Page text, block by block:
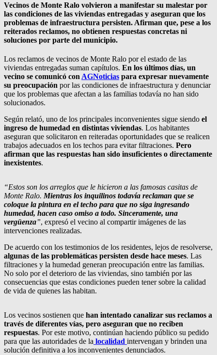
Vecinos de Monte Ralo volvieron a manifestar su malestar por
las condiciones de las viviendas entregadas y aseguran que los
problemas de infraestructura persisten. Afirman que, pese a los
reiterados reclamos, no obtienen respuestas concretas ni
soluciones por parte del municipio.
Los reclamos de vecinos de Monte Ralo por el estado de las
viviendas entregadas suman capítulos. En los últimos días, un
vecino se comunicó con AGNoticias para expresar nuevamente
su preocupación por las condiciones de infraestructura y denunciar
que los problemas que afectan a las familias todavía no han sido
solucionados.
Según relató, uno de los principales inconvenientes sigue siendo el
ingreso de humedad en distintas viviendas. Los habitantes
aseguran que solicitaron en reiteradas oportunidades que se realicen
trabajos adecuados en los techos para evitar filtraciones. Pero
afirman que las respuestas han sido insuficientes o directamente
inexistentes.
“Estos son los arreglos que le hicieron a las famosas casitas de
Monte Ralo. Mientras los inquilinos todavía reclaman que se
coloque la pintura en el techo para que no siga ingresando
humedad, hacen caso omiso a todo. Sinceramente, una
vergüenza”, expresó el vecino al compartir imágenes de las
intervenciones realizadas.
De acuerdo con los testimonios de los residentes, lejos de resolverse,
algunas de las problemáticas persisten desde hace meses. Las
filtraciones y la humedad generan preocupación entre las familias.
No solo por el deterioro de las viviendas, sino también por las
consecuencias que estas condiciones pueden tener sobre la calidad
de vida de quienes las habitan.
Los vecinos sostienen que han intentado canalizar sus reclamos a
través de diferentes vías, pero aseguran que no reciben
respuestas. Por este motivo, continúan haciendo público su pedido
para que las autoridades de la localidad intervengan y brinden una
solución definitiva a los inconvenientes denunciados.